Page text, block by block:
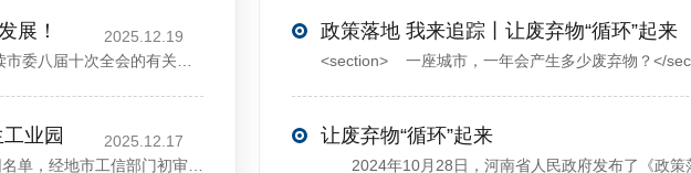
展！
2025.12.19
业园
2025.12.17
政策落地 我来追踪丨让废弃物“循环”起来
让废弃物“循环”起来